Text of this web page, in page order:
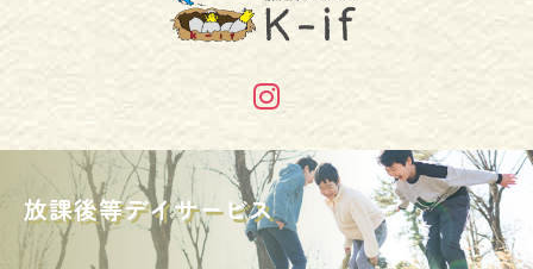
放課後等デイサービス